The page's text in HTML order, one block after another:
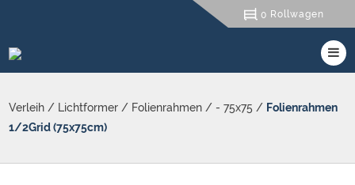
0 Rollwagen
Verleih / Lichtformer / Folienrahmen / - 75x75 / Folienrahmen
1/2Grid (75x75cm)